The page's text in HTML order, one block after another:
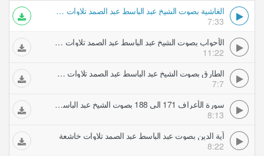
الغاشية بصوت الشيخ عبد الباسط عبد الصمد تلاوات خاشعة
7:33
الأحواب بصوت الشيخ عبد الباسط عبد الصمد تلاوات خاشعة
11:22
الطارق بصوت الشيخ عبد الباسط عبد الصمد تلاوات خاشعة
7:7
سورة الأعراف 171 الى 188 بصوت الشيخ عبد الباسط عبد الصمد تلاوات خاشعة
8:13
آية الدين بصوت عبد الباسط عبد الصمد تلاوات خاشعة
8:22